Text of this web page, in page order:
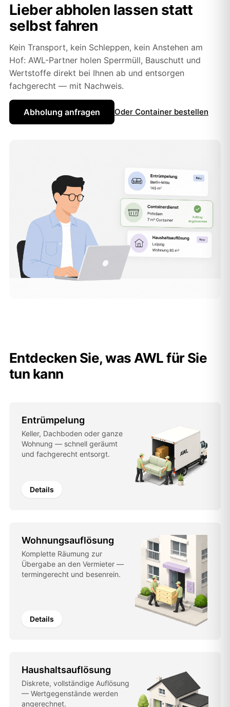
Lieber abholen lassen statt
selbst fahren
Kein Transport, kein Schleppen, kein Anstehen am
Hof: AWL-Partner holen Sperrmüll, Bauschutt und
Wertstoffe direkt bei Ihnen ab und entsorgen
fachgerecht — mit Nachweis.
Abholung anfragen Oder Container bestellen
Entdecken Sie, was AWL für Sie
tun kann
Entrümpelung
Keller, Dachboden oder ganze
Wohnung — schnell geräumt
und fachgerecht entsorgt.
Details
Wohnungsauflösung
Komplette Räumung zur
Übergabe an den Vermieter —
termingerecht und besenrein.
Details
Haushaltsauflösung
Diskrete, vollständige Auflösung
— Wertgegenstände werden
angerechnet.